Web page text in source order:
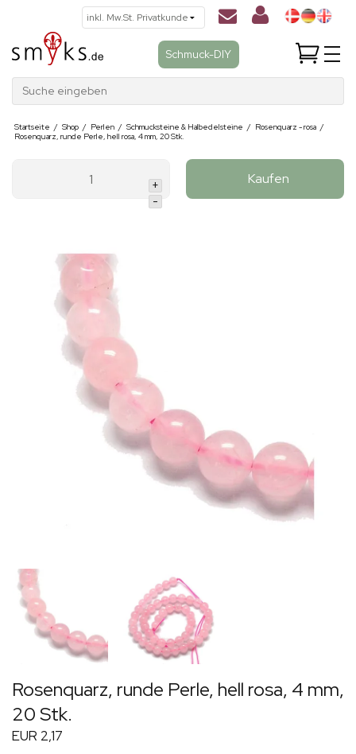
Schmuck-DIY
Suche eingeben
Startseite / Shop / Perlen / Schmucksteine & Halbedelsteine / Rosenquarz - rosa /
Rosenquarz, runde Perle, hell rosa, 4 mm, 20 Stk.
+
-
Kaufen
Rosenquarz, runde Perle, hell rosa, 4 mm,
20 Stk.
EUR 2,17